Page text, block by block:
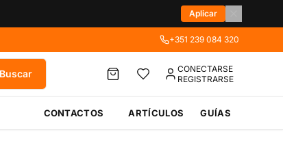
Aplicar
+351 239 084 320
Buscar
CONECTARSE
REGISTRARSE
CONTACTOS ARTÍCULOS GUÍAS